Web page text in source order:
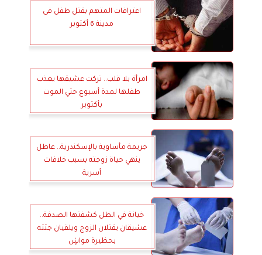
اعترافات المتهم بقتل طفل فى
مدينة 6 أكتوبر
امرأة بلا قلب.. تركت عشيقها يعذب
طفلها لمدة أسبوع حتي الموت
بأكتوبر
جريمة مأساوية بالإسكندرية.. عاطل
ينهي حياة زوجته بسبب خلافات
أسرية
خيانة في الظل كشفتها الصدفة..
عشيقان يقتلان الزوج ويلقيان جثته
بحظيرة مواشٍ